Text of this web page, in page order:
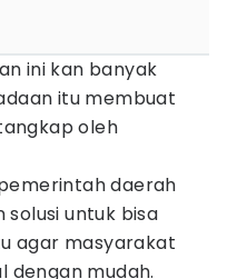
ini kan banyak
itu membuat
oleh
daerah
untuk bisa
agar masyarakat
dengan mudah.